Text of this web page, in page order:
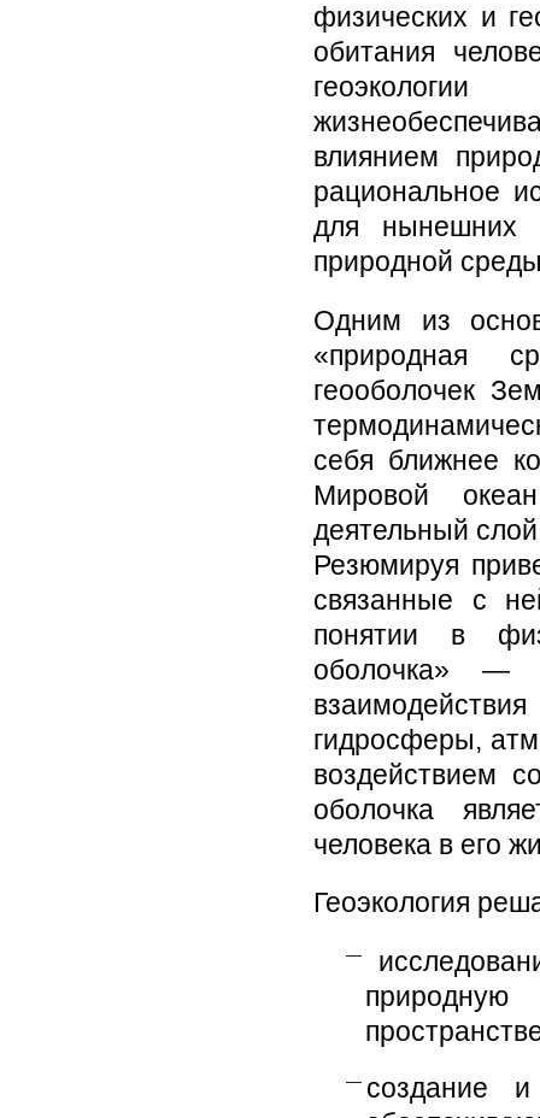
физических и
обитания
влиянием
рациональное
для нынешних
природной
Одним из
«природная
геооболочек
себя ближнее
Мировой
деятельный
Резюмируя
связанные с
понятии в
оболочка» —
гидросферы,
воздействием
оболочка
человека в его
Геоэкология
создание